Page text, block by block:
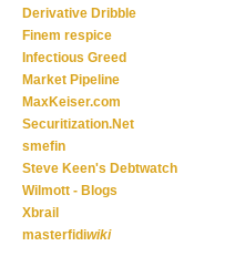
Derivative Dribble
Finem respice
Infectious Greed
Market Pipeline
MaxKeiser.com
Securitization.Net
smefin
Steve Keen's Debtwatch
Wilmott - Blogs
Xbrail
masterfidiwiki